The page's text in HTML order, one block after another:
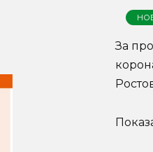
За